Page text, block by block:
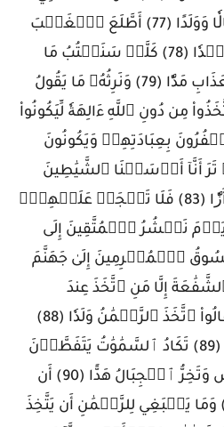
كَفَرَ بِـَٔايَٰتِنَا وَقَالَ لَأُوتَيَنَّ مَالٗا وَوَلَدًا (77) أَطَّلَعَ ٱلۡغَيۡبَ
أَمِ ٱتَّخَذَ عِندَ ٱلرَّحۡمَٰنِ عَهۡدٗا (78) كَلَّاۚ سَنَكۡتُبُ مَا
يَقُولُ وَنَمُدُّ لَهُۥ مِنَ ٱلۡعَذَابِ مَدّٗا (79) وَنَرِثُهُۥ مَا يَقُولُ
فَرۡدٗا (80) وَٱتَّخَذُواْ مِن دُونِ ٱللَّهِ ءَالِهَةٗ لِّيَكُونُواْ
سَيَكۡفُرُونَ بِعِبَادَتِهِمۡ وَيَكُونُونَ
(82) أَلَمۡ تَرَ أَنَّآ أَرۡسَلۡنَا ٱلشَّيَٰطِينَ
عَلَى ٱلۡكَٰفِرِينَ تَؤُزُّهُمۡ أَزّٗا (83) فَلَا تَعۡجَلۡ عَلَيۡهِمۡۖ
نَعُدُّ لَهُمۡ عَدّٗا (84) يَوۡمَ نَحۡشُرُ ٱلۡمُتَّقِينَ إِلَى
وَفۡدٗا (85) وَنَسُوقُ ٱلۡمُجۡرِمِينَ إِلَىٰ جَهَنَّمَ
ٱلشَّفَٰعَةَ إِلَّا مَنِ ٱتَّخَذَ عِندَ
ٱلرَّحۡمَٰنِ عَهۡدٗا (87) وَقَالُواْ ٱتَّخَذَ ٱلرَّحۡمَٰنُ وَلَدٗا (88)
لَّقَدۡ جِئۡتُمۡ شَيۡـًٔا إِدّٗا (89) تَكَادُ ٱلسَّمَٰوَٰتُ يَتَفَطَّرۡنَ
مِنۡهُ وَتَنشَقُّ ٱلۡأَرۡضُ وَتَخِرُّ ٱلۡجِبَالُ هَدًّا (90) أَن
دَعَوۡاْ لِلرَّحۡمَٰنِ وَلَدٗا (91) وَمَا يَنۢبَغِي لِلرَّحۡمَٰنِ أَن يَتَّخِذَ